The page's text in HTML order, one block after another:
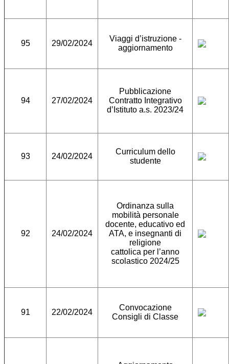
95 29/02/2024
Viaggi d’istruzione -
aggiornamento
94 27/02/2024
Pubblicazione
Contratto Integrativo
d’Istituto a.s. 2023/24
93 24/02/2024
Curriculum dello
studente
92 24/02/2024
Ordinanza sulla
mobilità personale
docente, educativo ed
ATA, e insegnanti di
religione
cattolica per l’anno
scolastico 2024/25
91 22/02/2024
Convocazione
Consigli di Classe